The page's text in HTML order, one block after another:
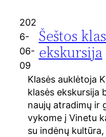
202
6-
06-
09
Šeštos
ekskursija
Klasės auklėtoja
klasės ekskursija
naujų atradimų ir
vykome į Vinetu
su indėnų